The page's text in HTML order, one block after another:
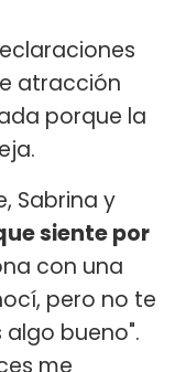
atracción
porque la
Sabrina y
siente por
con una
pero no te
bueno".
me